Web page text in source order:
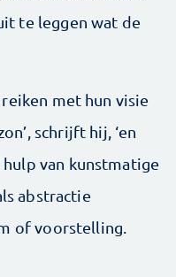
te leggen wat de
met hun visie
schrijft hij, ‘en
van kunstmatige
abstractie
of voorstelling.